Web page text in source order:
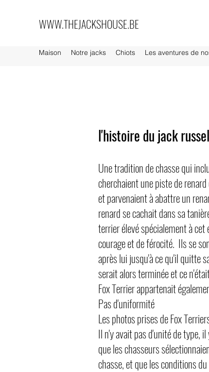
WWW.THEJACKSHOUSE.BE
Maison Notre jacks Chiots Les aventures de
l'histoire du jack
Une tradition de chasse qui
cherchaient une piste de
et parvenaient à abattre un
renard se cachait dans sa
terrier élevé spécialement à
courage et de férocité. Ils se
après lui jusqu'à ce qu'il quitte
serait alors terminée et ce
Fox Terrier appartenait
Pas d'uniformité
Les photos prises de Fox
Il n'y avait pas d'unité de type,
que les chasseurs
chasse, et que les conditions